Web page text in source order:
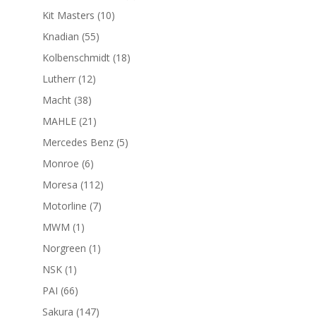
Kit Masters 1010
Knadian 5555
productos
Kolbenschmidt 1818
Lutherr 1212
Macht 3838
productos
MAHLE 21 21
productos
Mercedes Benz 55
Monroe 66
productos
Moresa 112112
productos
Motorline 77
MWM 1 1
producto
Norgreen 1 1
NSK 1 1
producto
PAI 6666
productos
Sakura 147147